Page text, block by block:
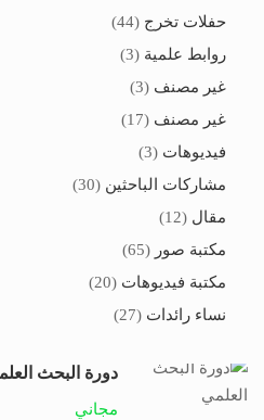
حفلات تخرج (44)
روابط علمية (3)
غير مصنف (3)
غير مصنف (17)
فيديوهات (3)
مشاركات الباحثين (30)
مقال (12)
مكتبة صور (65)
مكتبة فيديوهات (20)
نساء رائدات (27)
دورة البحث
مجاني